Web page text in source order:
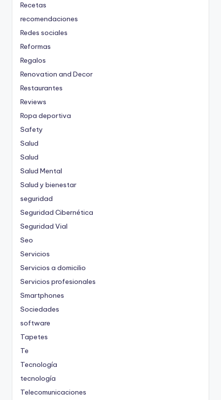
Recetas
recomendaciones
Redes sociales
Reformas
Regalos
Renovation and Decor
Restaurantes
Reviews
Ropa deportiva
Safety
Salud
Salud
Salud Mental
Salud y bienestar
seguridad
Seguridad Cibernética
Seguridad Vial
Seo
Servicios
Servicios a domicilio
Servicios profesionales
Smartphones
Sociedades
software
Tapetes
Te
Tecnología
tecnología
Telecomunicaciones